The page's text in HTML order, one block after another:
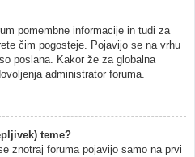
pomembne informacije in tudi za
čim pogosteje. Pojavijo se na vrhu
poslana. Kakor že za globalna
administrator foruma.
teme?
znotraj foruma pojavijo samo na prvi